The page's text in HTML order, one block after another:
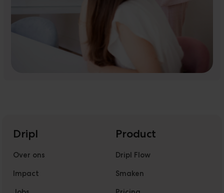
Dripl
Over ons
Impact
Product
Dripl Flow
Smaken